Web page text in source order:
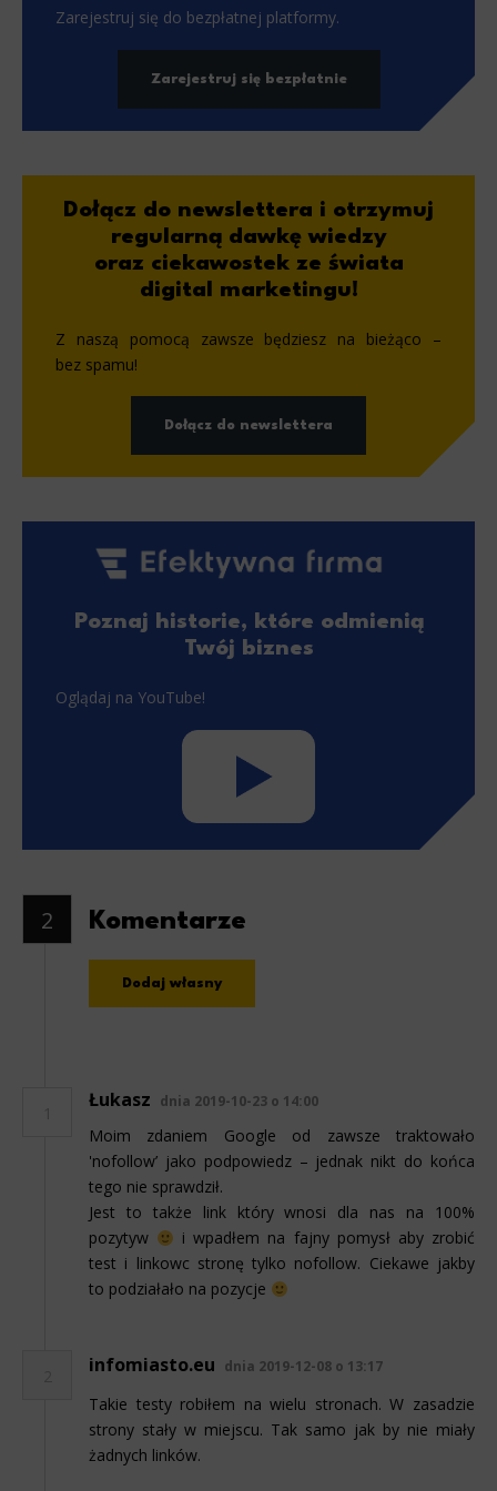
Zarejestruj się do bezpłatnej platformy.
Zarejestruj się bezpłatnie
Dołącz do newslettera i otrzymuj
regularną dawkę wiedzy
oraz ciekawostek ze świata
digital marketingu!
Z naszą pomocą zawsze będziesz na bieżąco –
bez spamu!
Dołącz do newslettera
Poznaj historie, które odmienią
Twój biznes
Oglądaj na YouTube!
2 Komentarze
Dodaj własny
Łukasz dnia 2019-10-23 o 14:00
Moim zdaniem Google od zawsze traktowało
'nofollow’ jako podpowiedz – jednak nikt do końca
tego nie sprawdził.
Jest to także link który wnosi dla nas na 100%
pozytyw
i wpadłem na fajny pomysł aby zrobić
test i linkowc stronę tylko nofollow. Ciekawe jakby
to podziałało na pozycje
infomiasto.eu dnia 2019-12-08 o 13:17
Takie testy robiłem na wielu stronach. W zasadzie
strony stały w miejscu. Tak samo jak by nie miały
żadnych linków.